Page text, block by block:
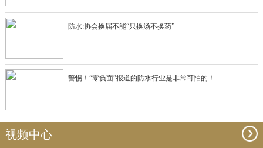
防水:协会换届不能“只换汤不换药”
警惕！“零负面”报道的防水行业是非常可怕的！
视频中心